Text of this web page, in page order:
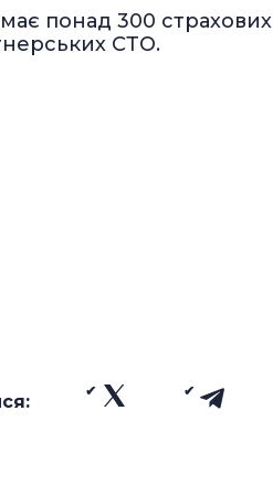
має понад 300 страхових
СТО.